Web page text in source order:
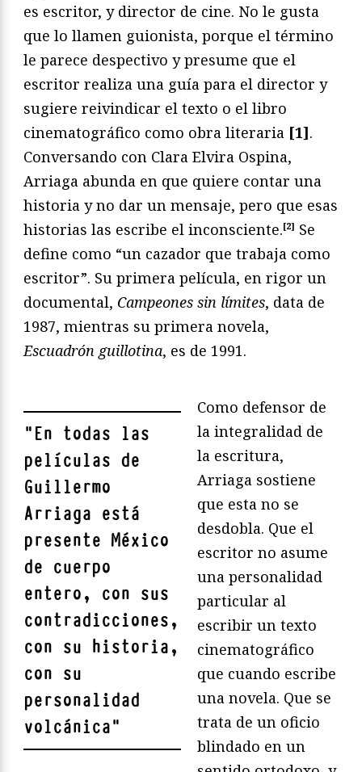
es escritor, y director de cine. No le gusta
que lo llamen guionista, porque el término
le parece despectivo y presume que el
escritor realiza una guía para el director y
sugiere reivindicar el texto o el libro
cinematográfico como obra literaria [1].
Conversando con Clara Elvira Ospina,
Arriaga abunda en que quiere contar una
historia y no dar un mensaje, pero que esas
historias las escribe el inconsciente.[2] Se
define como “un cazador que trabaja como
escritor”. Su primera película, en rigor un
documental, Campeones sin límites, data de
1987, mientras su primera novela,
Escuadrón guillotina, es de 1991.
"En todas las
películas de
Guillermo
Arriaga está
presente México
de cuerpo
entero, con sus
contradicciones,
con su historia,
con su
personalidad
volcánica"
Como defensor de
la integralidad de
la escritura,
Arriaga sostiene
que esta no se
desdobla. Que el
escritor no asume
una personalidad
particular al
escribir un texto
cinematográfico
que cuando escribe
una novela. Que se
trata de un oficio
blindado en un